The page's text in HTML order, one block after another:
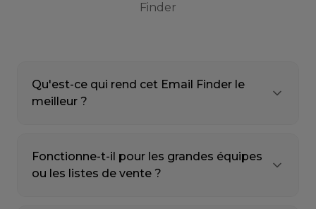
Finder
Qu'est-ce qui rend cet Email Finder le
meilleur ?
Fonctionne-t-il pour les grandes équipes
ou les listes de vente ?